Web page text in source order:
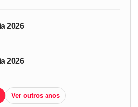
2026
2026
Ver outros anos